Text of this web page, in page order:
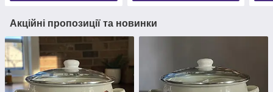
Акційні пропозиції та новинки